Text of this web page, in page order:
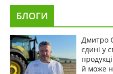
БЛОГИ
Дмитро
єдині у
й може